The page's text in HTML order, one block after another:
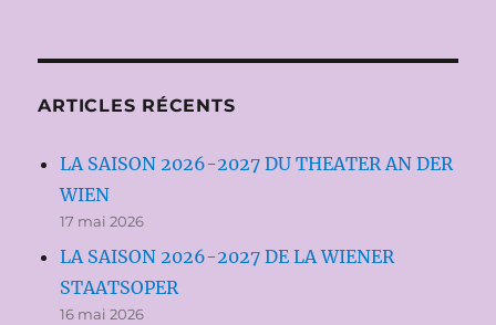
ARTICLES RÉCENTS
LA SAISON 2026-2027 DU THEATER AN DER
WIEN
17 mai 2026
LA SAISON 2026-2027 DE LA WIENER
STAATSOPER
16 mai 2026